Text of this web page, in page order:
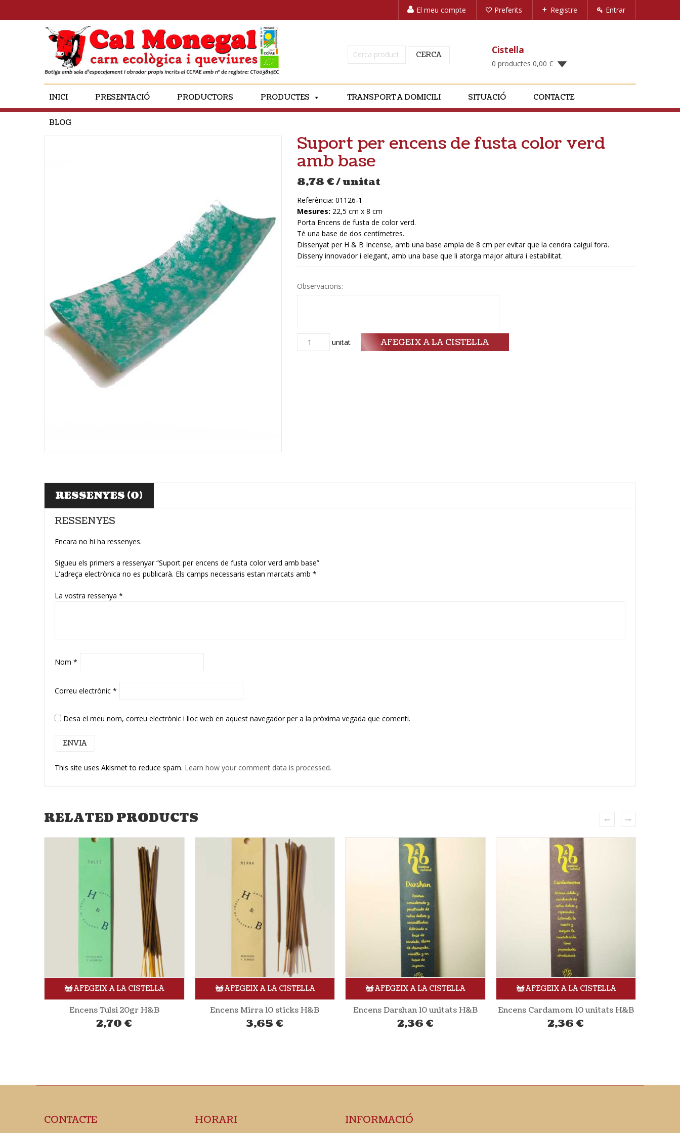
El meu compte Preferits Registre Entrar
Cerca: CERCA Cistella
0 productes 0,00 €
INICI PRESENTACIÓ PRODUCTORS PRODUCTES TRANSPORT A DOMICILI SITUACIÓ CONTACTE
BLOG
Suport per encens de fusta color verd
amb base
8,78 €/ unitat
Referència: 01126-1
Mesures: 22,5 cm x 8 cm
Porta Encens de fusta de color verd.
Té una base de dos centímetres.
Dissenyat per H & B Incense, amb una base ampla de 8 cm per evitar que la cendra caigui fora.
Disseny innovador i elegant, amb una base que li atorga major altura i estabilitat.
Observacions:
Quantitat unitat AFEGEIX A LA CISTELLA
RESSENYES (0)
RESSENYES
Encara no hi ha ressenyes.
Sigueu els primers a ressenyar “Suport per encens de fusta color verd amb base”
L'adreça electrònica no es publicarà. Els camps necessaris estan marcats amb *
La vostra ressenya *
Nom *
Correu electrònic *
Desa el meu nom, correu electrònic i lloc web en aquest navegador per a la pròxima vegada que comenti.
This site uses Akismet to reduce spam. Learn how your comment data is processed.
RELATED PRODUCTS
AFEGEIX A LA CISTELLA
Encens Mirra 10 sticks H&B
3,65€
AFEGEIX A LA CISTELLA
Encens Darshan 10 unitats H&B
2,36 €
AFEGEIX A LA CISTELLA
Encens Cardamom 10 unitats H&B
2,36 €
AFEGEIX A LA CISTELLA
Suport per encens de fusta color blau
5,71 €
CONTACTE HORARI INFORMACIÓ